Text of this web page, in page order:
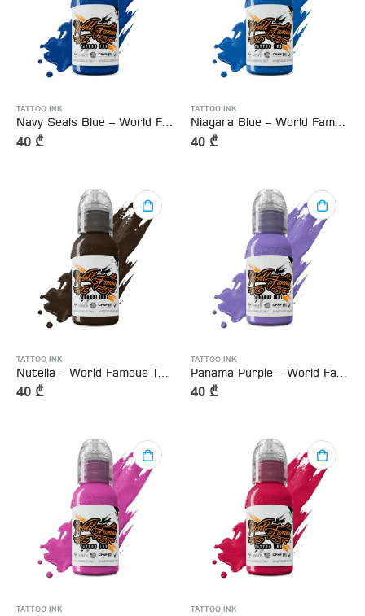
TATTOO INK
Navy Seals Blue – World Famous Tattoo Ink 15ml
40 ₾
TATTOO INK
Niagara Blue – World Famous Tattoo Ink 15ml
40 ₾
TATTOO INK
Nutella – World Famous Tattoo Ink
40 ₾
TATTOO INK
40 ₾
TATTOO INK
TATTOO INK